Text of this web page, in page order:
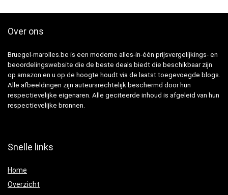
Over ons
Bruegel-marolles.be is een moderne alles-in-één prijsvergelijkings- en
beoordelingswebsite die de beste deals biedt die beschikbaar zijn
op amazon en u op de hoogte houdt via de laatst toegevoegde blogs.
Alle afbeeldingen zijn auteursrechtelijk beschermd door hun
respectievelijke eigenaren. Alle geciteerde inhoud is afgeleid van hun
respectievelijke bronnen.
Snelle links
Home
Overzicht